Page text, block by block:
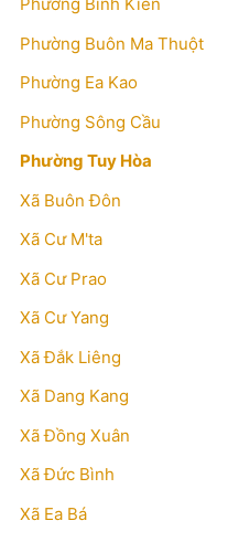
Phường Buôn Ma Thuột
Phường Ea Kao
Phường Sông Cầu
Phường Tuy Hòa
Xã Buôn Đôn
Xã Cư M'ta
Xã Cư Prao
Xã Cư Yang
Xã Đắk Liêng
Xã Dang Kang
Xã Đồng Xuân
Xã Đức Bình
Xã Ea Bá